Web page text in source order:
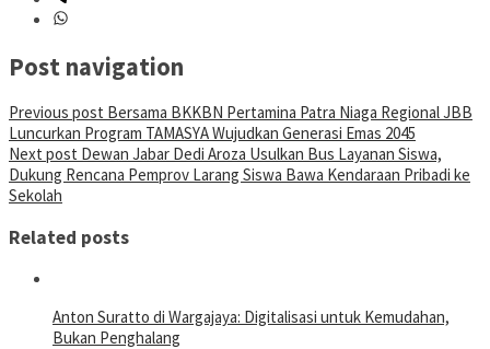
Post navigation
Previous post Bersama BKKBN Pertamina Patra Niaga Regional JBB
Luncurkan Program TAMASYA Wujudkan Generasi Emas 2045
Next post Dewan Jabar Dedi Aroza Usulkan Bus Layanan Siswa,
Dukung Rencana Pemprov Larang Siswa Bawa Kendaraan Pribadi ke
Sekolah
Related posts
Anton Suratto di Wargajaya: Digitalisasi untuk Kemudahan,
Bukan Penghalang